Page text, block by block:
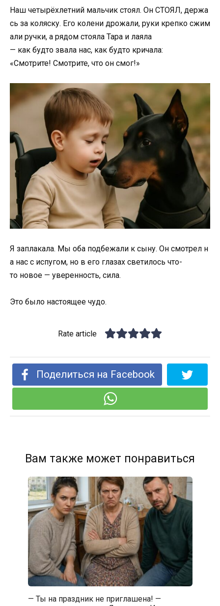
Наш четырёхлетний мальчик стоял. Он СТОЯЛ, держа
сь за коляску. Его колени дрожали, руки крепко сжим
али ручки, а рядом стояла Тара и лаяла
— как будто звала нас, как будто кричала:
«Смотрите! Смотрите, что он смог!»
Я заплакала. Мы оба подбежали к сыну. Он смотрел н
а нас с испугом, но в его глазах светилось что-
то новое — уверенность, сила.
Это было настоящее чудо.
Rate article
Поделиться на Facebook
Вам также может понравиться
— Ты на праздник не приглашена! —